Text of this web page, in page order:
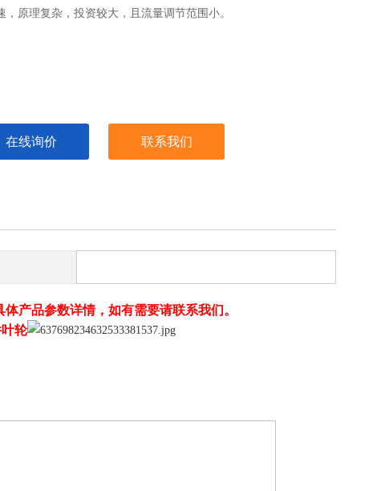
，原理复杂，投资较大，且流量调节范围小。
在线询价 联系我们
产品参数详情，如有需要请联系我们。
轮